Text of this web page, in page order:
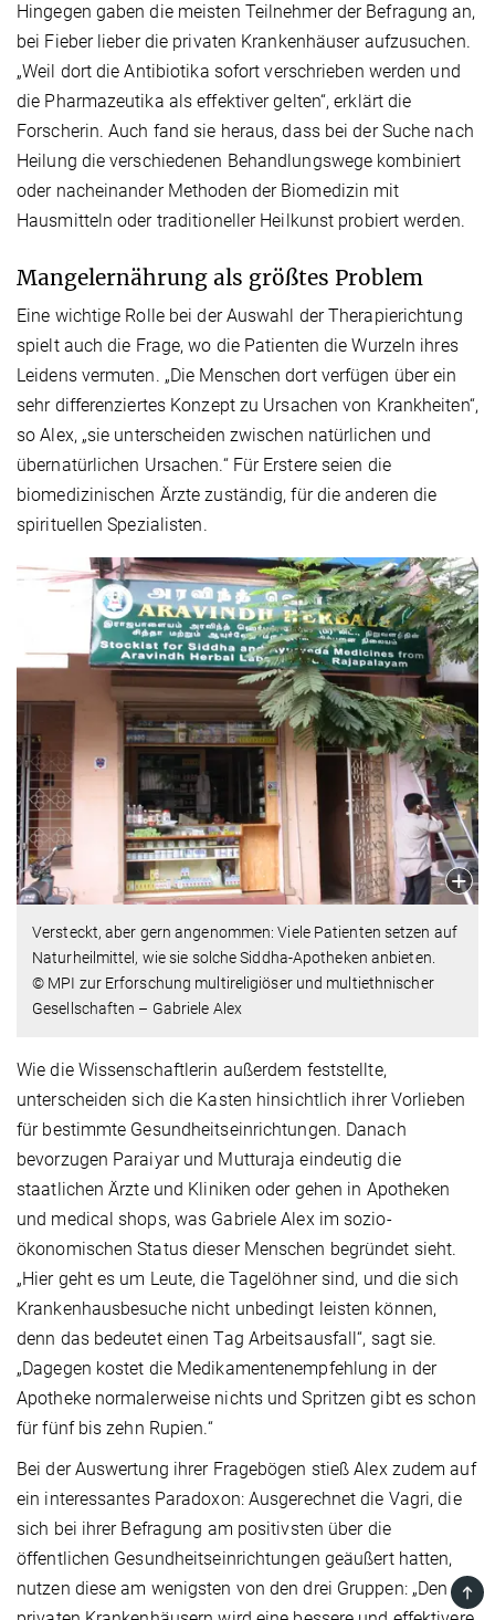
Hingegen gaben die meisten Teilnehmer der Befragung an,
bei Fieber lieber die privaten Krankenhäuser aufzusuchen.
„Weil dort die Antibiotika sofort verschrieben werden und
die Pharmazeutika als effektiver gelten“, erklärt die
Forscherin. Auch fand sie heraus, dass bei der Suche nach
Heilung die verschiedenen Behandlungswege kombiniert
oder nacheinander Methoden der Biomedizin mit
Hausmitteln oder traditioneller Heilkunst probiert werden.
Mangelernährung als größtes Problem
Eine wichtige Rolle bei der Auswahl der Therapierichtung
spielt auch die Frage, wo die Patienten die Wurzeln ihres
Leidens vermuten. „Die Menschen dort verfügen über ein
sehr differenziertes Konzept zu Ursachen von Krankheiten“,
so Alex, „sie unterscheiden zwischen natürlichen und
übernatürlichen Ursachen.“ Für Erstere seien die
biomedizinischen Ärzte zuständig, für die anderen die
spirituellen Spezialisten.
Versteckt, aber gern angenommen: Viele Patienten setzen auf
Naturheilmittel, wie sie solche Siddha-Apotheken anbieten.
© MPI zur Erforschung multireligiöser und multiethnischer
Gesellschaften – Gabriele Alex
Wie die Wissenschaftlerin außerdem feststellte,
unterscheiden sich die Kasten hinsichtlich ihrer Vorlieben
für bestimmte Gesundheitseinrichtungen. Danach
bevorzugen Paraiyar und Mutturaja eindeutig die
staatlichen Ärzte und Kliniken oder gehen in Apotheken
und medical shops, was Gabriele Alex im sozio-
ökonomischen Status dieser Menschen begründet sieht.
„Hier geht es um Leute, die Tagelöhner sind, und die sich
Krankenhausbesuche nicht unbedingt leisten können,
denn das bedeutet einen Tag Arbeitsausfall“, sagt sie.
„Dagegen kostet die Medikamentenempfehlung in der
Apotheke normalerweise nichts und Spritzen gibt es schon
für fünf bis zehn Rupien.“
Bei der Auswertung ihrer Fragebögen stieß Alex zudem auf
ein interessantes Paradoxon: Ausgerechnet die Vagri, die
sich bei ihrer Befragung am positivsten über die
öffentlichen Gesundheitseinrichtungen geäußert hatten,
nutzen diese am wenigsten von den drei Gruppen: „Den
TOP